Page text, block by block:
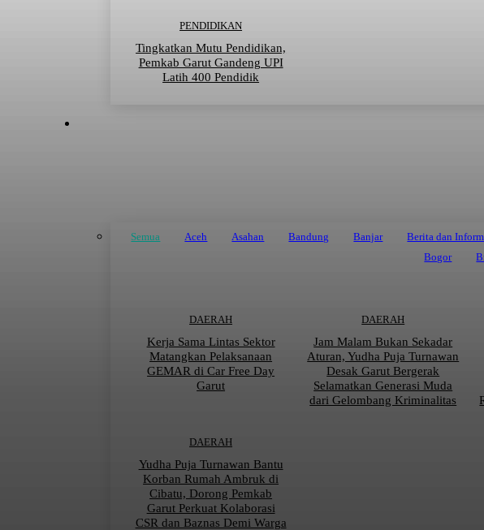
PENDIDIKAN
Tingkatkan Mutu Pendidikan,
Pemkab Garut Gandeng UPI
Latih 400 Pendidik
Semua Aceh Asahan Bandung Banjar Berita dan
Bogor
DAERAH
Kerja Sama Lintas Sektor
Matangkan Pelaksanaan
GEMAR di Car Free Day
Garut
DAERAH
Jam Malam Bukan Sekadar
Aturan, Yudha Puja Turnawan
Desak Garut Bergerak
Selamatkan Generasi Muda
dari Gelombang Kriminalitas
DAERAH
Yudha Puja Turnawan Bantu
Korban Rumah Ambruk di
Cibatu, Dorong Pemkab
Garut Perkuat Kolaborasi
CSR dan Baznas Demi Warga